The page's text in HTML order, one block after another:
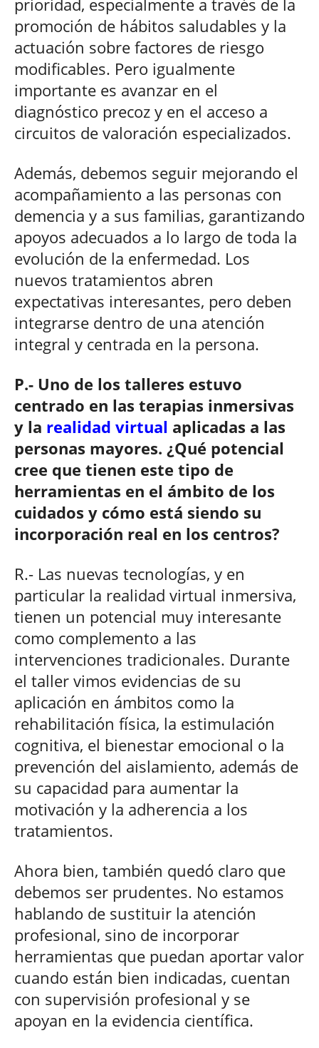
promoción de hábitos saludables y la
actuación sobre factores de riesgo
modificables. Pero igualmente
importante es avanzar en el
diagnóstico precoz y en el acceso a
circuitos de valoración especializados.
Además, debemos seguir mejorando el
acompañamiento a las personas con
demencia y a sus familias, garantizando
apoyos adecuados a lo largo de toda la
evolución de la enfermedad. Los
nuevos tratamientos abren
expectativas interesantes, pero deben
integrarse dentro de una atención
integral y centrada en la persona.
P.- Uno de los talleres estuvo
centrado en las terapias inmersivas
y la realidad virtual aplicadas a las
personas mayores. ¿Qué potencial
cree que tienen este tipo de
herramientas en el ámbito de los
cuidados y cómo está siendo su
incorporación real en los centros?
R.- Las nuevas tecnologías, y en
particular la realidad virtual inmersiva,
tienen un potencial muy interesante
como complemento a las
intervenciones tradicionales. Durante
el taller vimos evidencias de su
aplicación en ámbitos como la
rehabilitación física, la estimulación
cognitiva, el bienestar emocional o la
prevención del aislamiento, además de
su capacidad para aumentar la
motivación y la adherencia a los
tratamientos.
Ahora bien, también quedó claro que
debemos ser prudentes. No estamos
hablando de sustituir la atención
profesional, sino de incorporar
herramientas que puedan aportar valor
cuando están bien indicadas, cuentan
con supervisión profesional y se
apoyan en la evidencia científica.